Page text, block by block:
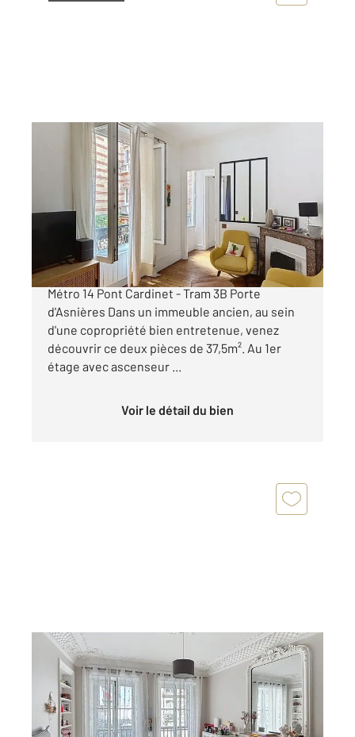
PARIS 75017
2, 2 pièces
Ref : 2675
Appartement F2 à vendre
338 000 €
2 PIECES AU CALME - 17EME - PARFAIT ETAT
Métro 14 Pont Cardinet - Tram 3B Porte
d'Asnières Dans un immeuble ancien, au sein
d'une copropriété bien entretenue, venez
découvrir ce deux pièces de 37,5m². Au 1er
étage avec ascenseur ...
Voir le détail du bien
PARIS 75009
72,47 m2, 3 pièces
Ref : 2694
Appartement T3 à vendre